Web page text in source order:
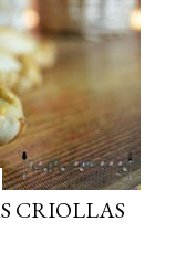
CRIOLLAS